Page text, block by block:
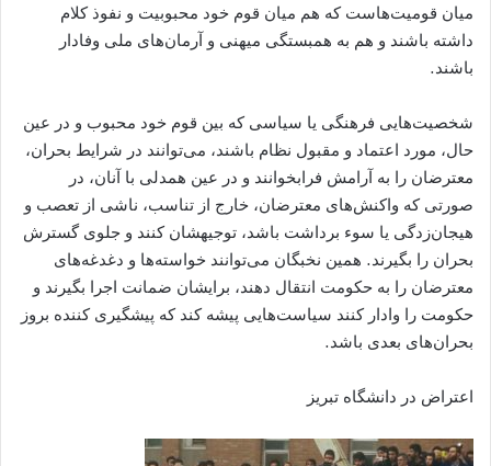
میان قومیت‌هاست که هم میان قوم خود محبوبیت و نفوذ کلام
داشته باشند و هم به همبستگی میهنی و آرمان‌های ملی وفادار
باشند.
شخصیت‌هایی فرهنگی یا سیاسی که بین قوم خود محبوب و در عین
حال، مورد اعتماد و مقبول نظام باشند، می‌توانند در شرایط بحران،
معترضان را به آرامش فرابخوانند و در عین همدلی با آنان، در
صورتی که واکنش‌های معترضان، خارج از تناسب، ناشی از تعصب و
هیجان‌زدگی یا سوء برداشت باشد، توجیهشان کنند و جلوی گسترش
بحران را بگیرند. همین نخبگان می‌توانند خواسته‌ها و دغدغه‌های
معترضان را به حکومت انتقال دهند، برایشان ضمانت اجرا بگیرند و
حکومت را وادار کنند سیاست‌هایی پیشه کند که پیشگیری کننده بروز
بحران‌های بعدی باشد.
اعتراض در دانشگاه تبریز